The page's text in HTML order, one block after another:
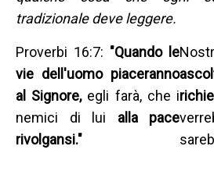
tradizionale deve leggere.
Proverbi 16:7: "Quando le
vie dell'uomo piaceranno
al Signore,egli farà, che i
nemici di lui alla pace
rivolgansi."